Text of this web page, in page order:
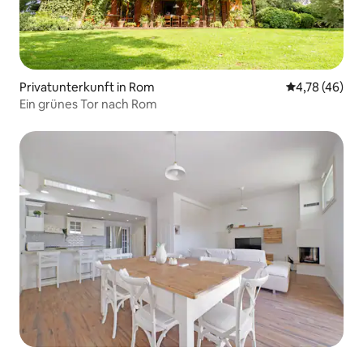
Privatunterkunft in Rom
4,78 (46)
Ein grünes Tor nach Rom